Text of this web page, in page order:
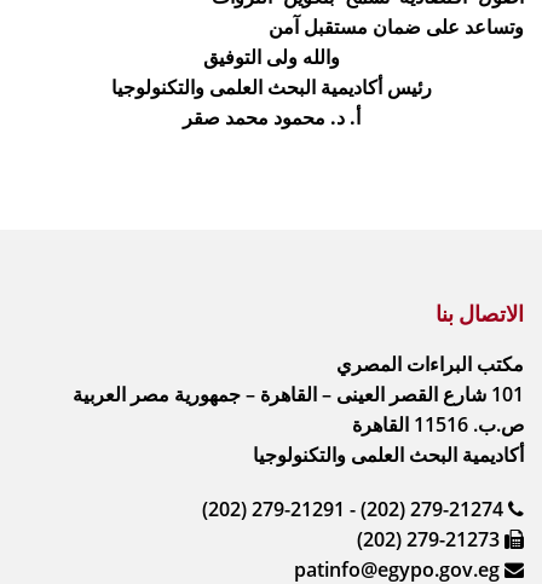
وتساعد على ضمان مستقبل آمن
والله ولى التوفيق
رئيس أكاديمية البحث العلمى والتكنولوجيا
أ. د. محمود محمد صقر
الاتصال بنا
مكتب البراءات المصري
101 شارع القصر العينى – القاهرة – جمهورية مصر العربية
ص.ب. 11516 القاهرة
أكاديمية البحث العلمى والتكنولوجيا
(202) 279-21291 - (202) 279-21274
(202) 279-21273
patinfo@egypo.gov.eg